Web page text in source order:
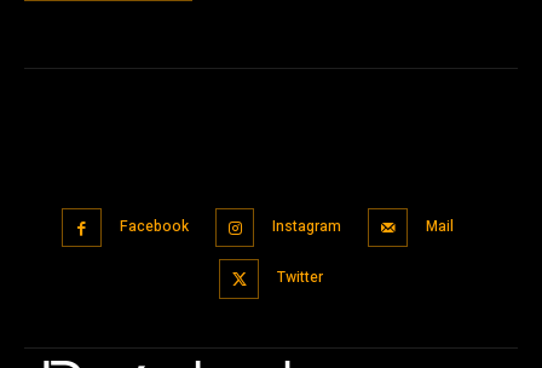
Facebook Instagram Mail
Twitter